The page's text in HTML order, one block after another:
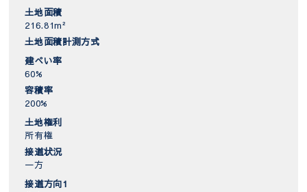
土地面積
216.81m²
土地面積計測方式
建ぺい率
60%
容積率
200%
土地権利
所有権
接道状況
一方
接道方向1